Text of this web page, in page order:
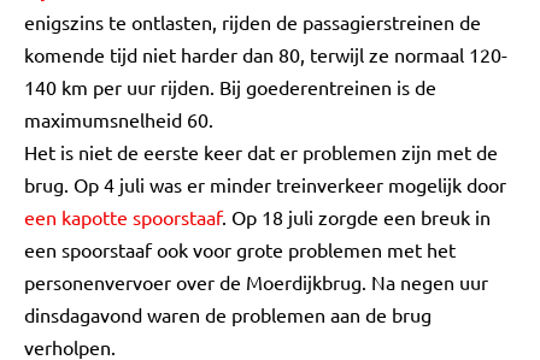
enigszins te ontlasten, rijden de passagierstreinen de
komende tijd niet harder dan 80, terwijl ze normaal 120-
140 km per uur rijden. Bij goederentreinen is de
maximumsnelheid 60.
Het is niet de eerste keer dat er problemen zijn met de
brug. Op 4 juli was er minder treinverkeer mogelijk door
een kapotte spoorstaaf. Op 18 juli zorgde een breuk in
een spoorstaaf ook voor grote problemen met het
personenvervoer over de Moerdijkbrug. Na negen uur
dinsdagavond waren de problemen aan de brug
verholpen.